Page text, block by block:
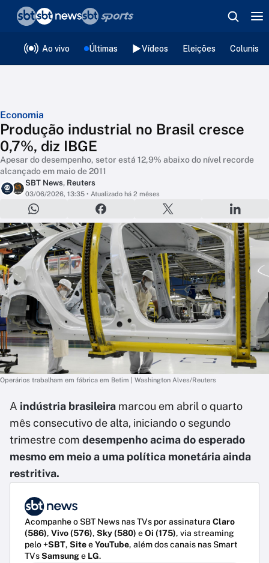
Ao vivo Últimas Vídeos Eleições
Economia
Produção industrial no Brasil cresce
0,7%, diz IBGE
Apesar do desempenho, setor está 12,9% abaixo do nível recorde
alcançado em maio de 2011
SBT News, Reuters
03/06/2026, 13:35 • Atualizado há 2 mêses
Operários trabalham em fábrica em Betim | Washington Alves/Reuters
A indústria brasileira marcou em abril o quarto
mês consecutivo de alta, iniciando o segundo
trimestre com desempenho acima do esperado
mesmo em meio a uma política monetária ainda
restritiva.
Acompanhe o SBT News nas TVs por assinatura Claro
(586), Vivo (576), Sky (580) eOi (175), via streaming
pelo+SBT, SiteeYouTube, além dos canais nas Smart
TVsSamsunge LG.
❮voltar
Editorias